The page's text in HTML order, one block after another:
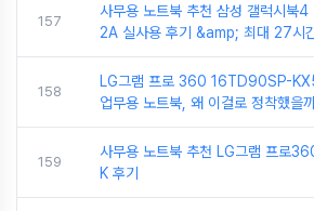
157
사무용 노트북 추천 삼성 갤럭시
2A 실사용 후기 &amp; 최대 27시
158
LG그램 프로 360 16TD90SP-
업무용 노트북, 왜 이걸로 정착했을
159
사무용 노트북 추천 LG그램 프로
K 후기